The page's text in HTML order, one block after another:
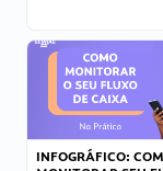
INFOGRÁFICO: